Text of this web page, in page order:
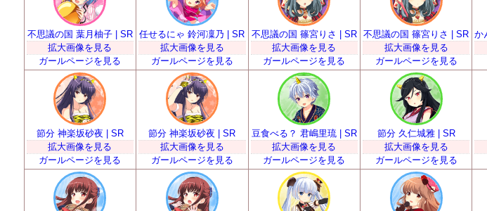
不思議の国 葉月柚子 | SR
拡大画像を見る
ガールページを見る
任せるにゃ 鈴河凜乃 | SR
拡大画像を見る
ガールページを見る
不思議の国 篠宮りさ | SR
拡大画像を見る
ガールページを見る
不思議の国 篠宮りさ | SR
拡大画像を見る
ガールページを見る
節分 神楽坂砂夜 | SR
拡大画像を見る
ガールページを見る
節分 神楽坂砂夜 | SR
拡大画像を見る
ガールページを見る
豆食べる？ 君嶋里琉 | SR
拡大画像を見る
ガールページを見る
節分 久仁城雅 | SR
拡大画像を見る
ガールページを見る